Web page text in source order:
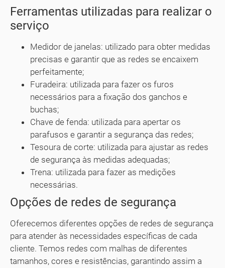
Ferramentas utilizadas para realizar o
serviço
Medidor de janelas: utilizado para obter medidas
precisas e garantir que as redes se encaixem
perfeitamente;
Furadeira: utilizada para fazer os furos
necessários para a fixação dos ganchos e
buchas;
Chave de fenda: utilizada para apertar os
parafusos e garantir a segurança das redes;
Tesoura de corte: utilizada para ajustar as redes
de segurança às medidas adequadas;
Trena: utilizada para fazer as medições
necessárias.
Opções de redes de segurança
Oferecemos diferentes opções de redes de segurança
para atender às necessidades específicas de cada
cliente. Temos redes com malhas de diferentes
tamanhos, cores e resistências, garantindo assim a